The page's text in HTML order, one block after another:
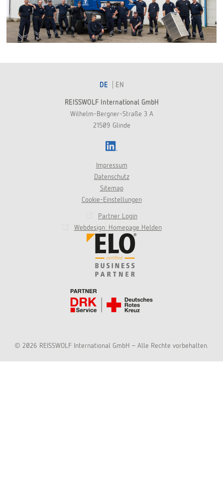
DE EN
REISSWOLF International GmbH
Wilhelm-Bergner-Straße 3 A
21509 Glinde
Impressum
Datenschutz
Sitemap
Cookie-Einstellungen
Partner Login
Webdesign: Homepage Helden
© 2026 REISSWOLF International GmbH - Alle Rechte vorbehalten.